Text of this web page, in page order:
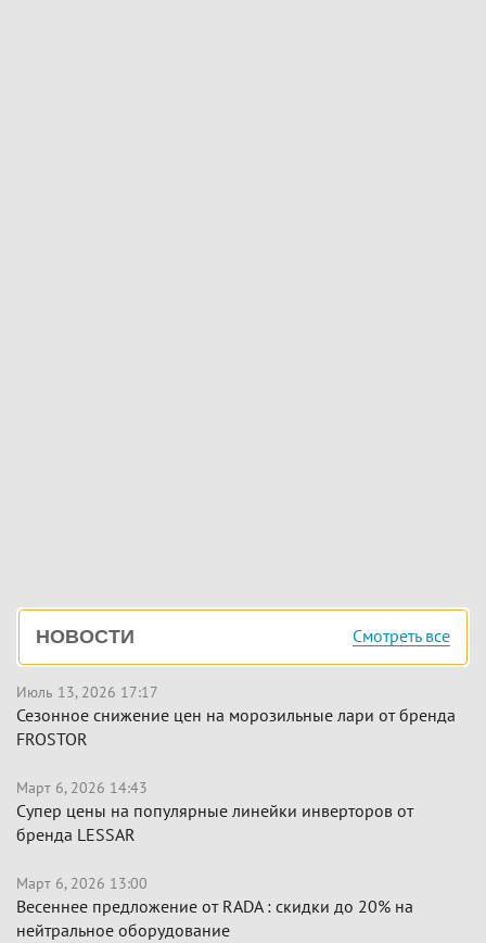
Боковая
панель
НОВОСТИ Смотреть все
Июль 13, 2026 17:17
Сезонное снижение цен на морозильные лари от бренда
FROSTOR
Март 6, 2026 14:43
Супер цены на популярные линейки инверторов от
бренда LESSAR
Март 6, 2026 13:00
Весеннее предложение от RADA : скидки до 20% на
нейтральное оборудование